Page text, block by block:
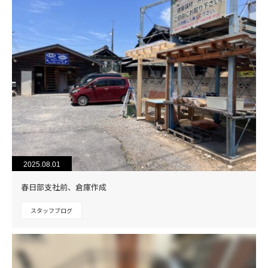
2025.08.01
春日部支社前、倉庫作成
スタッフブログ